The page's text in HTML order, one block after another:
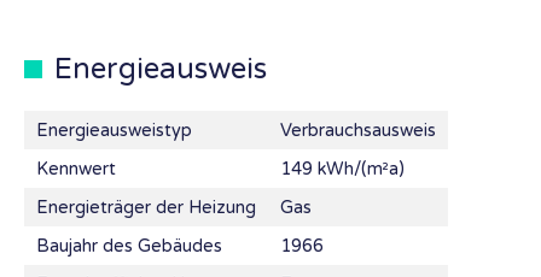
Energieausweis
Energieausweistyp
Verbrauchsausweis
Kennwert
149 kWh/(m²a)
Energieträger der Heizung
Gas
Baujahr des Gebäudes
1966